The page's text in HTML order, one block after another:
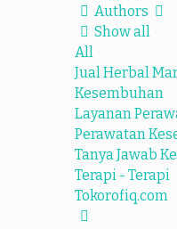
Authors
Show all
All
Jual Herbal
Kesembuhan
Layanan
Perawatan
Tanya Jawab
Terapi - Terapi
Tokorofiq.com